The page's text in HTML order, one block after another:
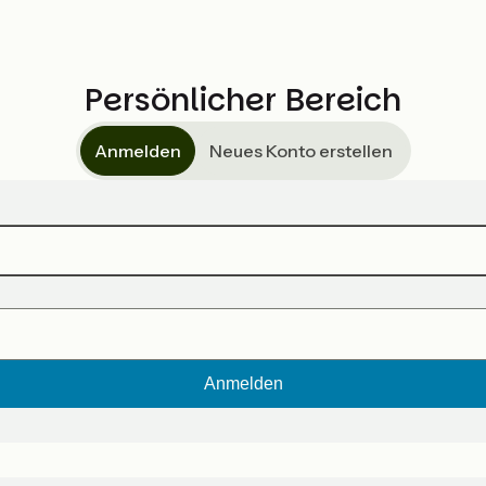
Persönlicher Bereich
Anmelden Neues Konto erstellen